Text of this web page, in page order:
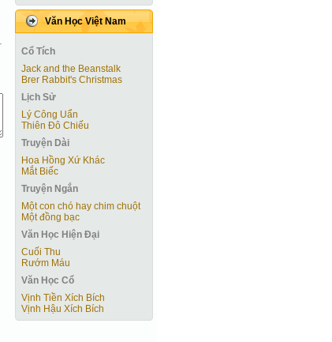
Văn Học Việt Nam
Cổ Tích
Jack and the Beanstalk
Brer Rabbit's Christmas
Lịch Sử
Lý Công Uẩn
Thiên Đô Chiếu
Truyện Dài
Hoa Hồng Xứ Khác
Mắt Biếc
Truyện Ngắn
Một con chó hay chim chuột
Một đồng bạc
Văn Học Hiện Ðại
Cuối Thu
Rướm Máu
Văn Học Cổ
Vịnh Tiền Xích Bích
Vịnh Hậu Xích Bích